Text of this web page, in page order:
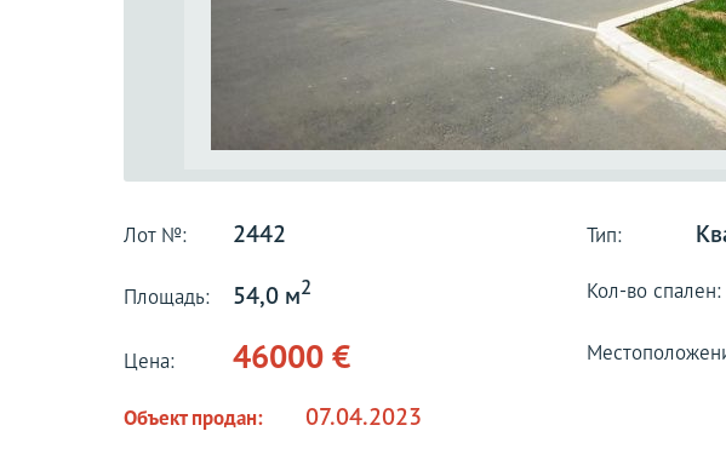
Лот №: 2442 Тип:
Площадь: 54,0 м2 Кол-во спален:
Цена: 46000 €
Объект продан: 07.04.2023